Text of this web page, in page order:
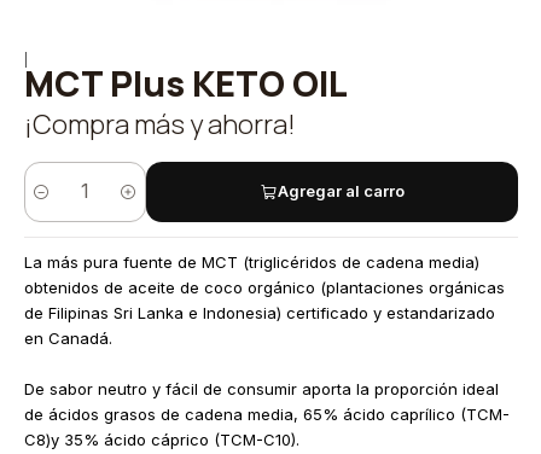
MCT Plus KETO OIL
¡Compra más y ahorra!
Quantity
Agregar al carro
La más pura fuente de MCT (triglicéridos de cadena media)
obtenidos de aceite de coco orgánico (plantaciones orgánicas
de Filipinas Sri Lanka e Indonesia) certificado y estandarizado
en Canadá.
De sabor neutro y fácil de consumir aporta la proporción ideal
de ácidos grasos de cadena media, 65% ácido caprílico (TCM-
C8)y 35% ácido cáprico (TCM-C10).